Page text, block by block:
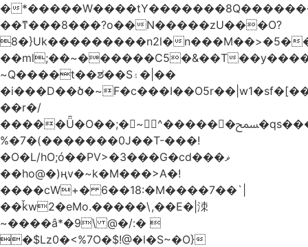
�
��ͳ���8���?o��N�����zU���O?
8�}Uk���������n2l�n���M��>�5�
��ml;��~������C5�&��T
~Q����t��ಶ��S۽�|��
��r�/
�����Ǖ�O��;�~^������ﵟ�qs������O�����o=`�����g)�L����
%�7�(�������0J��T-���!
�O�L/hO;ó��PV>�3���G�cd���ޥ
��ho@�)ңv�~k�M���>A�!
����cW+� 6��18:�M����7��`|
��ǩw2�eMo.�����\,��E�|洓
~����â*�9\ @�/:� 
�$Lz0�<%7O�$!@�l�S~�O}